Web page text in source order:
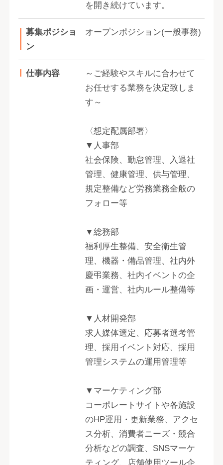
を開き続けています。
募集ポジショ
ン
オープンポジション(一般事務)
仕事内容
～ご経験やスキルに合わせて
お任せする業務を決定致しま
す～
〈想定配属部署〉
▼人事部
社会保険、勤怠管理、入退社
管理、健康管理、供与管理、
規定整備など労務業務全般の
フォロー等
▼総務部
福利厚生整備、安全衛生管
理、機器・備品管理、社内外
慶弔業務、社内イベントの企
画・運営、社内ルール整備等
▼人材開発部
求人媒体選定、応募者選考管
理、採用イベント対応、採用
管理システムの運用管理等
▼マーケティング部
コーポレートサイトや各施設
のHP運用・更新業務、アクセ
ス分析、消費者ニーズ・競合
分析などの調査、SNSマーケ
ティング、店舗使用ツール企